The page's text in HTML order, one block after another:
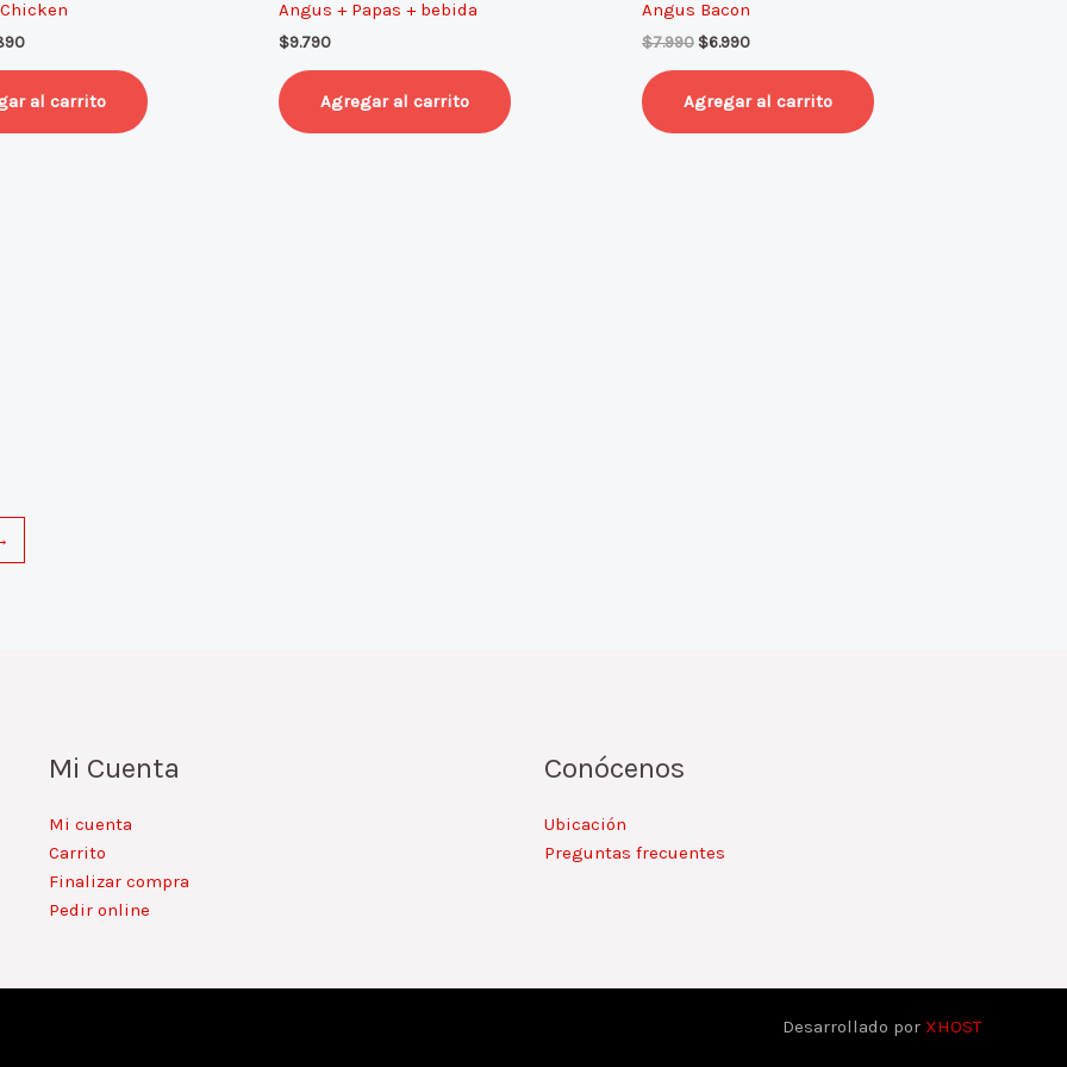
$6.890.
al carrito
Angus + Papas + bebida
$9.790
Agregar al carrito
Angus Bacon
$7.990
$7.990.
$6.990
Agregar al carrito
Mi Cuenta
Mi cuenta
Carrito
Finalizar compra
Pedir online
Conócenos
Ubicación
Preguntas frecuentes
Desarrollado por XHOST